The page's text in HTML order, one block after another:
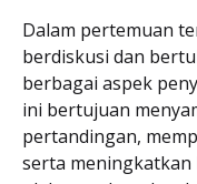
Dalam pertemuan
berdiskusi dan
berbagai aspek
ini bertujuan
pertandingan,
serta